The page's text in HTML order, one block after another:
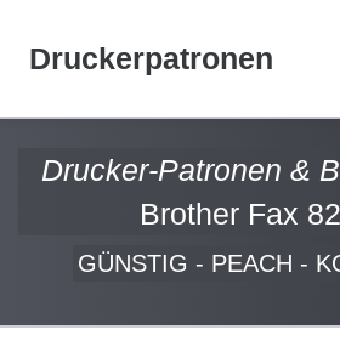
Druckerpatronen
Drucker-Patronen &
Brother Fax
GÜNSTIG - PEACH -